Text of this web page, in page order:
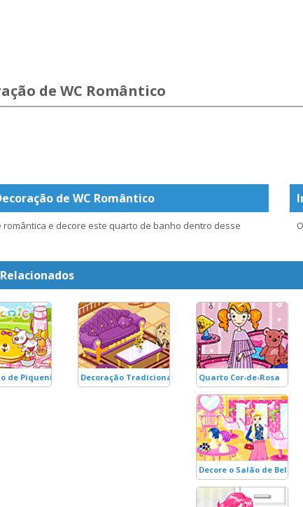
de WC Romântico
de WC Romântico
romântica e decore este quarto de banho dentro desse
de Piquenique Decoração Tradicional Quarto Cor-de-Rosa
Decore o Salão de Beleza